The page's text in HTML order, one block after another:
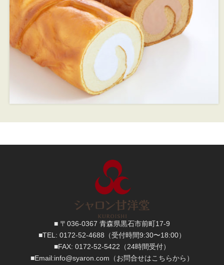
■ 〒036-0367 青森県黒石市前町17-9
■TEL: 0172-52-4688 （受付時間9:30〜18:00）
■FAX: 0172-52-5422 （24時間受付）
■Email:info@syaron.com （お問合せはこちらから）